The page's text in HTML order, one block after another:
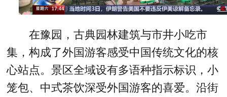
在豫园，古典园林建筑与市井小吃市
集，构成了外国游客感受中国传统文化的核
心站点。景区全域设有多语种指示标识，小
笼包、中式茶饮深受外国游客的喜爱。沿街